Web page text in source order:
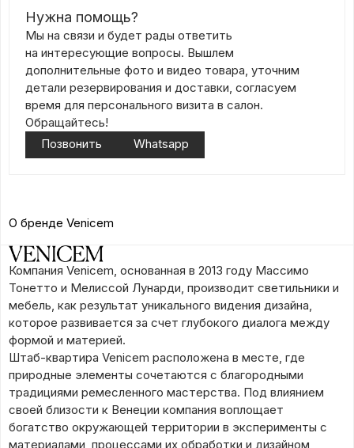
Нужна помощь?
Мы на связи и будет рады ответить
на интересующие вопросы. Вышлем
дополнительные фото и видео товара, уточним
детали резервирования и доставки, согласуем
время для персонального визита в салон.
Обращайтесь!
Позвонить
Whatsapp
О бренде Venicem
Компания Venicem, основанная в 2013 году Массимо
Тонетто и Мелиссой Лунарди, производит светильники и
мебель, как результат уникального видения дизайна,
которое развивается за счет глубокого диалога между
формой и материей.
Штаб-квартира Venicem расположена в месте, где
природные элементы сочетаются с благородными
традициями ремесленного мастерства. Под влиянием
своей близости к Венеции компания воплощает
богатство окружающей территории в эксперименты с
материалами, процессами их обработки и дизайном,